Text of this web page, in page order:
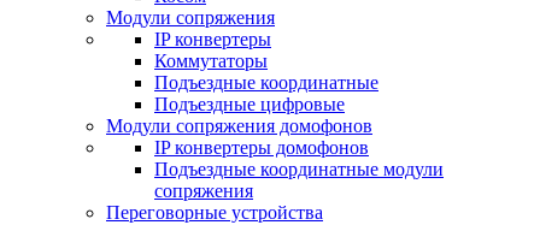
Модули сопряжения
IP конвертеры
Коммутаторы
Подъездные координатные
Подъездные цифровые
Модули сопряжения домофонов
IP конвертеры домофонов
Подъездные координатные модули
сопряжения
Переговорные устройства